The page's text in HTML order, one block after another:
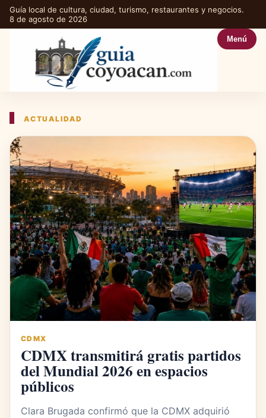
Guía local de cultura, ciudad, turismo, restaurantes y negocios.
8 de agosto de 2026
Menú
ACTUALIDAD
CDMX
CDMX transmitirá gratis partidos
del Mundial 2026 en espacios
públicos
Clara Brugada confirmó que la CDMX adquirió